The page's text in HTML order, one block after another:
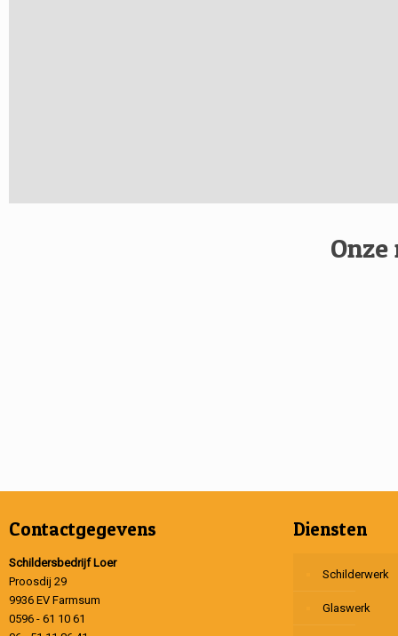
Contactgegevens
Schildersbedrijf Loer
Proosdij 29
9936 EV Farmsum
0596 - 61 10 61
Diensten
Schilderwerk
Glaswerk